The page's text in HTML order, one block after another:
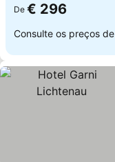
De € 296
Consulte os preços de